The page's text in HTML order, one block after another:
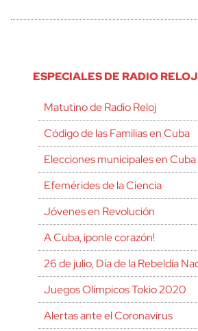
ESPECIALES DE RADIO RELOJ
Matutino de Radio Reloj
Código de las Familias en Cuba
Elecciones municipales en Cuba
Efemérides de la Ciencia
Jóvenes en Revolución
A Cuba, ¡ponle corazón!
26 de julio, Día de la Rebeldía
Juegos Olímpicos Tokio 2020
Alertas ante el Coronavirus